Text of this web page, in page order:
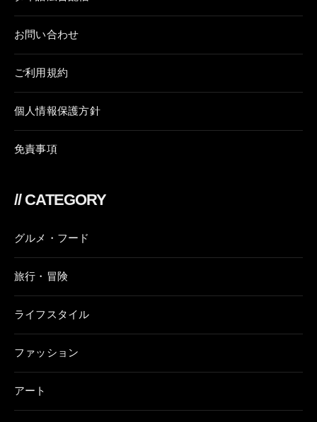
お問い合わせ
ご利用規約
個人情報保護方針
免責事項
// CATEGORY
グルメ・フード
旅行・冒険
ライフスタイル
ファッション
アート